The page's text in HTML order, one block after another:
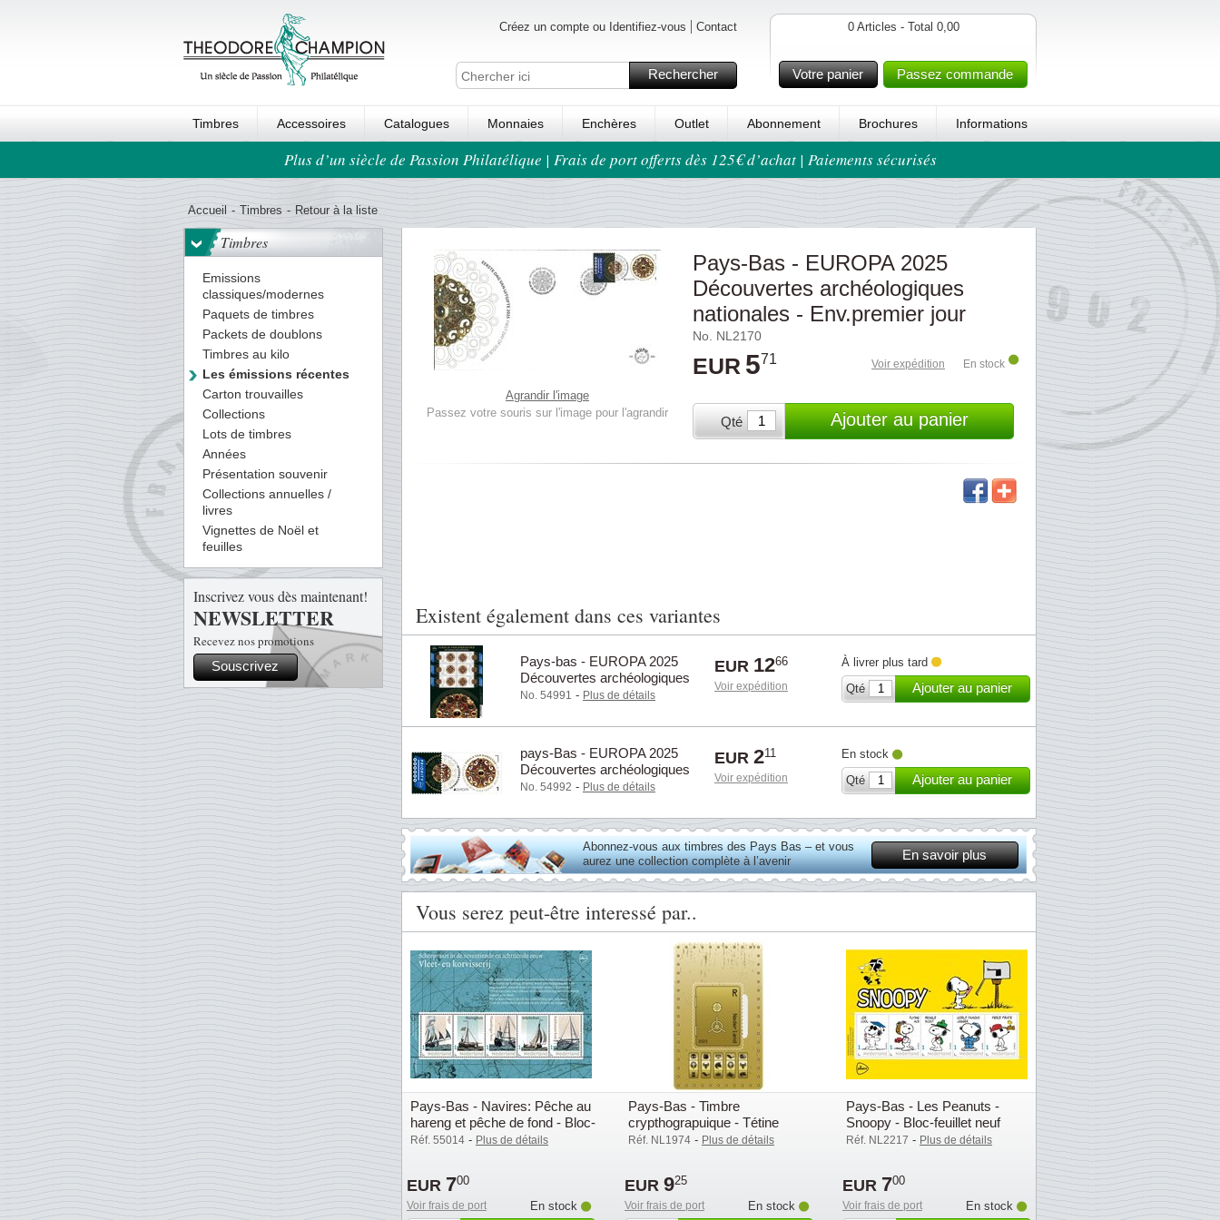
Créez un compte ou Identifiez-vous Contact
Rechercher
0 Articles - Total 0,00
Votre panier Passez commande
Timbres Accessoires Catalogues Monnaies Enchères Outlet Abonnement Brochures Informations
Ordre au panierPlus d’un siècle de Passion Philatélique | Frais de port offerts dès 125€ d’achat | Paiements sécurisés
Accueil - Timbres - Retour à la liste
Timbres
Emissions
classiques/modernes
Paquets de timbres
Packets de doublons
Timbres au kilo
Les émissions récentes
Carton trouvailles
Collections
Lots de timbres
Années
Présentation souvenir
Collections annuelles /
livres
Vignettes de Noël et
feuilles
Inscrivez vous dès maintenant!
NEWSLETTER
Recevez nos promotions
Souscrivez
Agrandir l'image
Passez votre souris sur l'image pour l'agrandir
Pays-Bas - EUROPA 2025
Découvertes archéologiques
nationales - Env.premier jour
No. NL2170
EUR 571 Voir expédition En stock
Qté Ajouter au panier
Existent également dans ces variantes
Pays-bas - EUROPA 2025
Découvertes archéologiques
nationales - Feuillet neuf
No. 54991 - Plus de détails
EUR 1266
Voir expédition
À livrer plus tard
Qté
Ajouter au panier
pays-Bas - EUROPA 2025
Découvertes archéologiques
nationales - Timbre neuf
No. 54992 - Plus de détails
EUR 211
Voir expédition
En stock
Qté
Ajouter au panier
Abonnez-vous aux timbres des Pays Bas – et vous
aurez une collection complète à l’avenir
En savoir plus
Vous serez peut-être interessé par..
Pays-Bas - Navires: Pêche au
hareng et pêche de fond - Bloc-
feuillet neuf
Réf. 55014 - Plus de détails
EUR 700
Voir frais de port En stock
Pays-Bas - Timbre
crypthograpuique - Tétine
Réf. NL1974 - Plus de détails
EUR 925
Voir frais de port En stock
Pays-Bas - Les Peanuts -
Snoopy - Bloc-feuillet neuf
Réf. NL2217 - Plus de détails
EUR 700
Voir frais de port En stock